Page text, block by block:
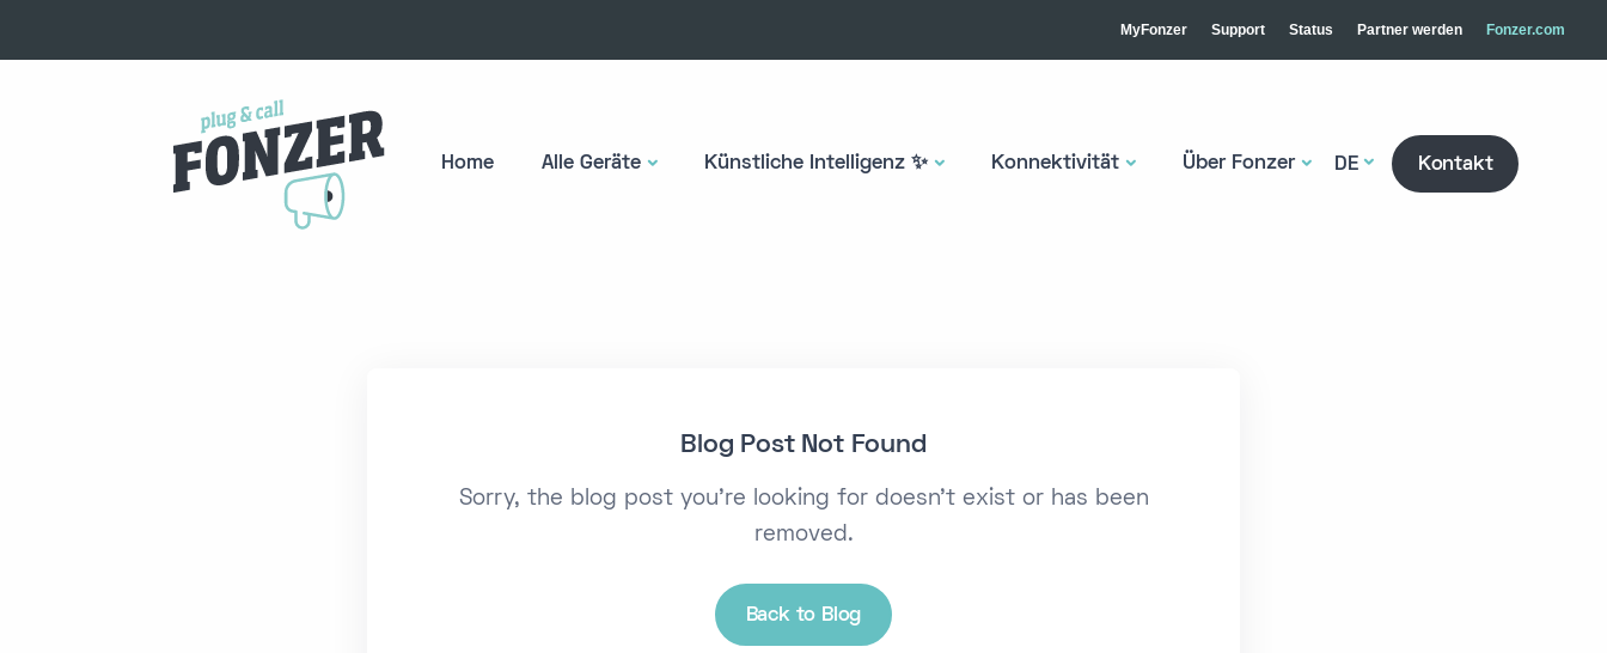
MyFonzer Support Status Partner werden Fonzer.com
Home Alle Geräte Künstliche Intelligenz ✨ Konnektivität Über Fonzer DE Kontakt
Blog Post Not Found
Sorry, the blog post you're looking for doesn't exist or has been
removed.
Back to Blog